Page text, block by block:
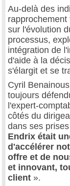
Au-delà des
sur l'évolution
processus,
intégration de
d'aide à la
s'élargit et se
Cyril
toujours
l'expert-
côtés du
dans ses
Endrix était
d'accélérer
offre et de
et innovant,
client ».